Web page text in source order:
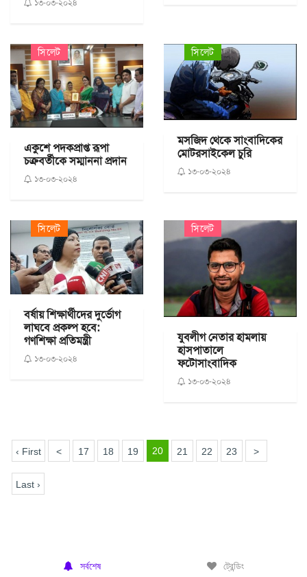
১৩-০৩-২০২৪
সিলেট
একুশে পদকপ্রাপ্ত রূপা
চক্রবর্তীকে সম্মাননা প্রদান
১৩-০৩-২০২৪
সিলেট
মসজিদ থেকে সাংবাদিকের
মোটরসাইকেল চুরি
১৩-০৩-২০২৪
সিলেট
বর্ষায় শিক্ষার্থীদের দুর্ভোগ
লাঘবে প্রকল্প হবে:
গণশিক্ষা প্রতিমন্ত্রী
১৩-০৩-২০২৪
সিলেট
যুবলীগ নেতার হামলায়
হাসপাতালে
ফটোসাংবাদিক
১৩-০৩-২০২৪
‹ First < 17 18 19 20 21 22 23 >
Last ›
সর্বশেষ ট্রেন্ডিং